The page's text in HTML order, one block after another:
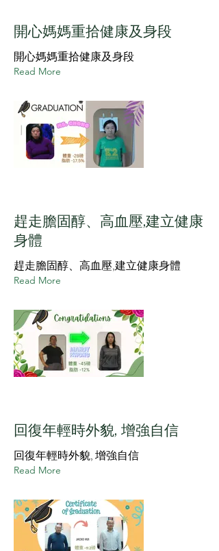
開心媽媽重拾健康及身段
開心媽媽重拾健康及身段
Read More
趕走膽固醇、高血壓,建立健康
身體
趕走膽固醇、高血壓,建立健康身體
Read More
回復年輕時外貌, 增強自信
回復年輕時外貌, 增強自信
Read More